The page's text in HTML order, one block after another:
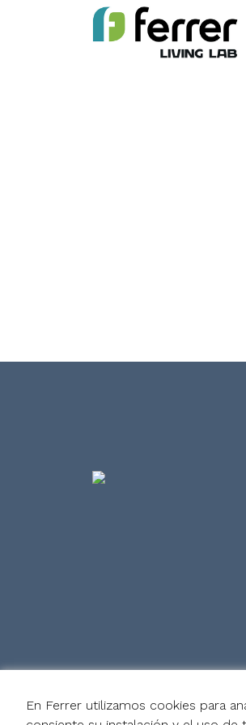
En Ferrer utilizamos cookies para